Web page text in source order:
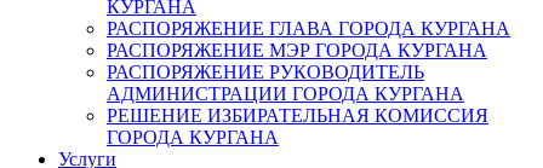
КУРГАНА
РАСПОРЯЖЕНИЕ ГЛАВА ГОРОДА КУРГАНА
РАСПОРЯЖЕНИЕ МЭР ГОРОДА КУРГАНА
РАСПОРЯЖЕНИЕ РУКОВОДИТЕЛЬ
АДМИНИСТРАЦИИ ГОРОДА КУРГАНА
РЕШЕНИЕ ИЗБИРАТЕЛЬНАЯ КОМИССИЯ
ГОРОДА КУРГАНА
Услуги